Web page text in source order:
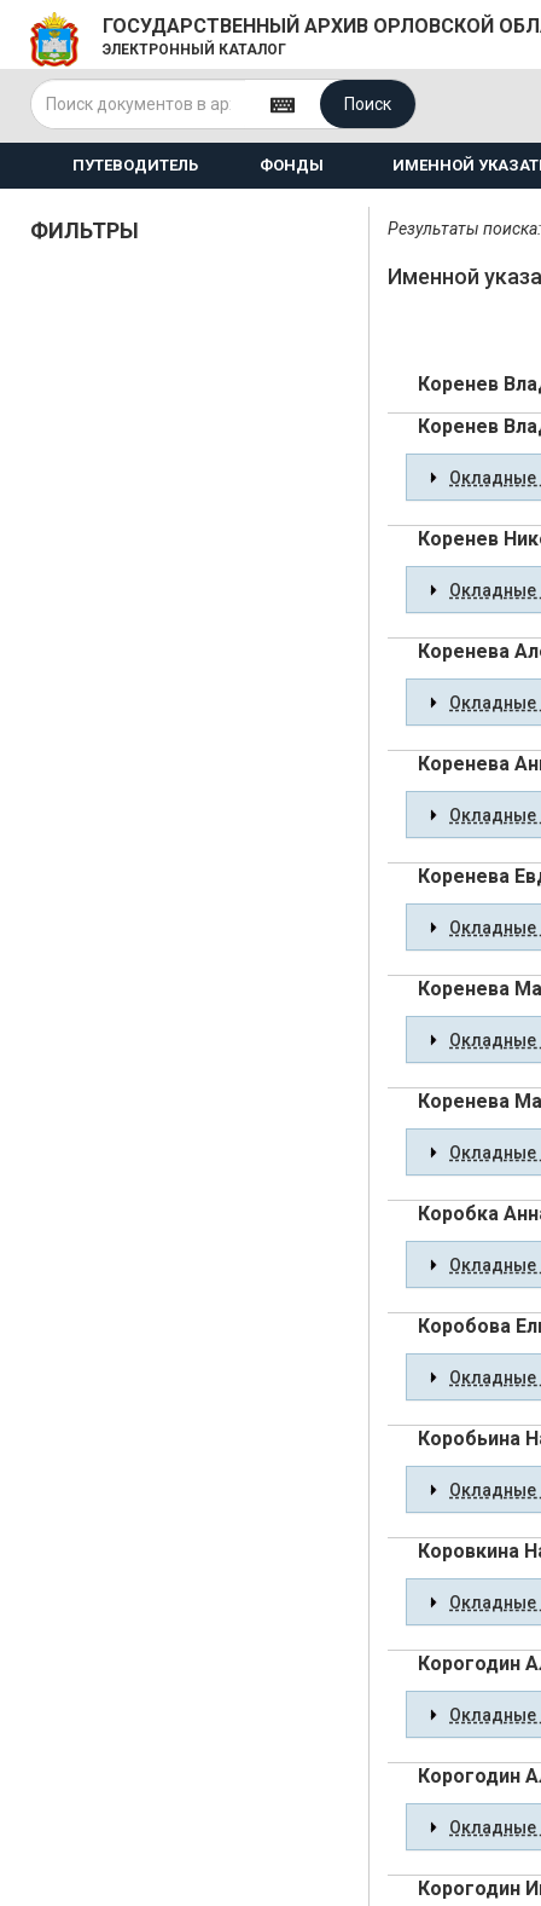
ГОСУДАРСТВЕННЫЙ АРХИВ ОРЛОВСКОЙ
ЭЛЕКТРОННЫЙ КАТАЛОГ
Поиск
ПУТЕВОДИТЕЛЬ ФОНДЫ ИМЕННОЙ
ФИЛЬТРЫ Результаты
Именной
Коренев
Коренев
Окладные
Коренев
Окладные
Коренева
Окладные
Коренева
Окладные
Коренева
Окладные
Коренева
Окладные
Коренева
Окладные
Коробка
Окладные
Коробова
Окладные
Коробьина
Окладные
Коровкина
Окладные
Корогодин
Окладные
Корогодин
Окладные
Корогодин